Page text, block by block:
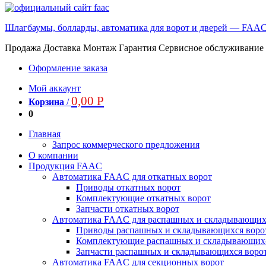
Шлагбаумы, болларды, автоматика для ворот и дверей — FAAC
Продажа Доставка Монтаж Гарантия Сервисное обслуживание
Оформление заказа
Мой аккаунт
Корзина /0,00 Р
0
Главная
Запрос коммерческого предложения
О компании
Продукция FAAC
Автоматика FAAC для откатных ворот
Приводы откатных ворот
Комплектующие откатных ворот
Запчасти откатных ворот
Автоматика FAAC для распашных и
Приводы распашных и складывающихся
Комплектующие распашных и
Запчасти распашных и складывающихся
Автоматика FAAC для секционных ворот